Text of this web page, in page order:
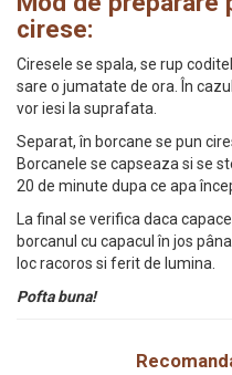
cirese:
Ciresele se spala, se rup
sare o jumatate de ora. În
vor iesi la suprafata.
Separat, în borcane se pun
Borcanele se capseaza si se
20 de minute dupa ce apa
La final se verifica daca
borcanul cu capacul în jos
loc racoros si ferit de lumina.
Pofta buna!